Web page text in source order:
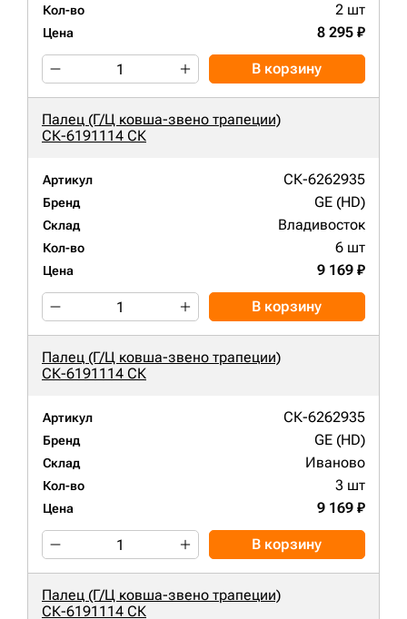
Кол-во 2 шт
Цена 8 295 ₽
В корзину
Палец (Г/Ц ковша-звено трапеции)
СК-6191114 СК
Артикул СК-6262935
Бренд GE (HD)
Склад Владивосток
Кол-во 6 шт
Цена 9 169 ₽
В корзину
Палец (Г/Ц ковша-звено трапеции)
СК-6191114 СК
Артикул СК-6262935
Бренд GE (HD)
Склад Иваново
Кол-во 3 шт
Цена 9 169 ₽
В корзину
Палец (Г/Ц ковша-звено трапеции)
СК-6191114 СК